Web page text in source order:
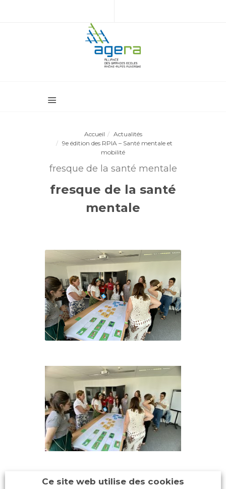
Accueil
Actualités
9e édition des RPIA – Santé mentale et
mobilité
fresque de la santé mentale
fresque de la santé
mentale
Ce site web utilise des cookies